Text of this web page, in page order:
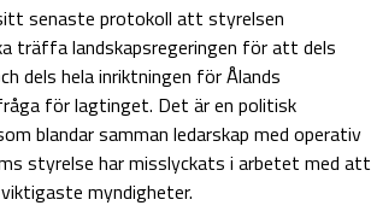
senaste protokoll att styrelsen
träffa landskapsregeringen för att dels
dels hela inriktningen för Ålands
för lagtinget. Det är en politisk
blandar samman ledarskap med operativ
styrelse har misslyckats i arbetet med att
myndigheter.